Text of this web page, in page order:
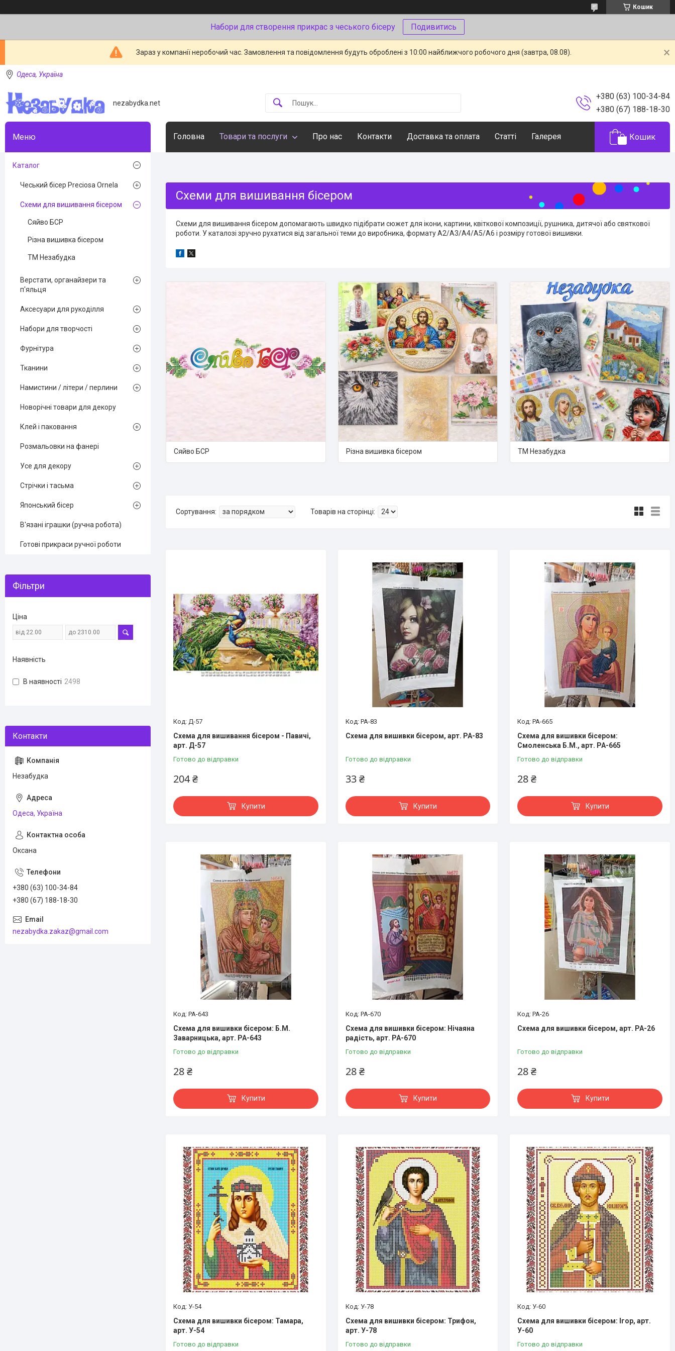
Кошик
Набори для створення прикрас з чеського бісеру Подивитись
Зараз у компанії неробочий час. Замовлення та повідомлення будуть оброблені з 10:00 найближчого робочого дня (завтра, 08.08).
Одеса, Україна
nezabydka.net
+380 (63) 100-34-84
+380 (67) 188-18-30
Головна Товари та послуги Про нас Контакти Доставка та оплата Статті Галерея Кошик
Схеми для вишивання бісером
Схеми для вишивання бісером допомагають швидко підібрати сюжет для ікони, картини, квіткової композиції, рушника, дитячої або святкової
роботи. У каталозі зручно рухатися від загальної теми до виробника, формату A2/A3/A4/A5/A6 і розміру готової вишивки.
Сяйво БСР Різна вишивка бісером ТМ Незабудка
Д-57
Схема для вишивання бісером - Павичі,
арт. Д-57
Готово до відправки
204 ₴
Купити
РА-83
Схема для вишивки бісером, арт. РА-83
Готово до відправки
33 ₴
Купити
РА-665
Схема для вишивки бісером:
Смоленська Б.М., арт. РА-665
Готово до відправки
28 ₴
Купити
РА-643
Схема для вишивки бісером: Б.М.
Заварницька, арт. РА-643
Готово до відправки
28 ₴
Купити
РА-670
Схема для вишивки бісером: Нічаяна
радість, арт. РА-670
Готово до відправки
28 ₴
Купити
РА-26
Схема для вишивки бісером, арт. РА-26
Готово до відправки
28 ₴
Купити
У-54
Схема для вишивки бісером: Тамара,
арт. У-54
Готово до відправки
У-78
Схема для вишивки бісером: Трифон,
арт. У-78
Готово до відправки
У-60
Схема для вишивки бісером: Ігор, арт.
У-60
Готово до відправки
Каталог
Чеський бісер Preciosa Ornela
Схеми для вишивання бісером
Сяйво БСР
Різна вишивка бісером
ТМ Незабудка
Верстати, органайзери та
п'яльця
Аксесуари для рукоділля
Набори для творчості
Фурнітура
Тканини
Намистини / літери / перлини
Новорічні товари для декору
Клей і паковання
Розмальовки на фанері
Усе для декору
Стрічки і тасьма
Японський бісер
В'язані іграшки (ручна робота)
Готові прикраси ручної роботи
Фільтри
Ціна
Наявність
В наявності 2498
Незабудка
Одеса, Україна
Оксана
+380 (63) 100-34-84
+380 (67) 188-18-30
nezabydka.zakaz@gmail.com